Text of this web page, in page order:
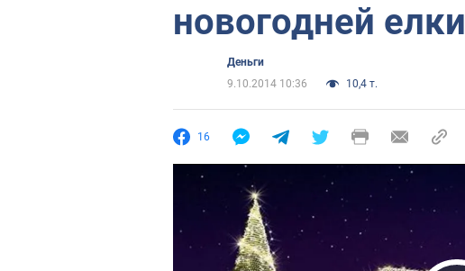
новогодней елки
Деньги
9.10.2014 10:36
10,4 т.
16